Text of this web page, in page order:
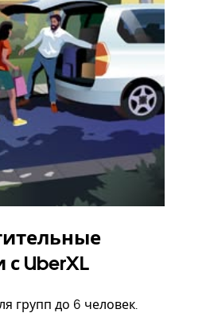
UberXL
групп до 6 человек.